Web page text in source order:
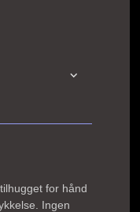
for hånd
Ingen